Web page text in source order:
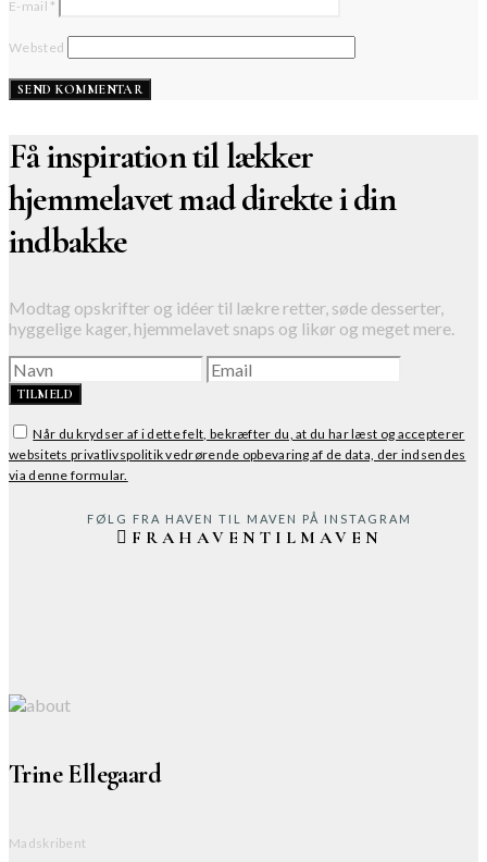
E-mail *
Websted
Få inspiration til lækker
hjemmelavet mad direkte i din
indbakke
Modtag opskrifter og idéer til lækre retter, søde desserter,
hyggelige kager, hjemmelavet snaps og likør og meget mere.
TILMELD
Når du krydser af i dette felt, bekræfter du, at du har læst og accepterer
websitets privatlivspolitik vedrørende opbevaring af de data, der indsendes
via denne formular.
FRAHAVENTILMAVEN
FØLG FRA HAVEN TIL MAVEN PÅ INSTAGRAM
Trine Ellegaard
Madskribent